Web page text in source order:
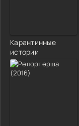
Карантинные
истории